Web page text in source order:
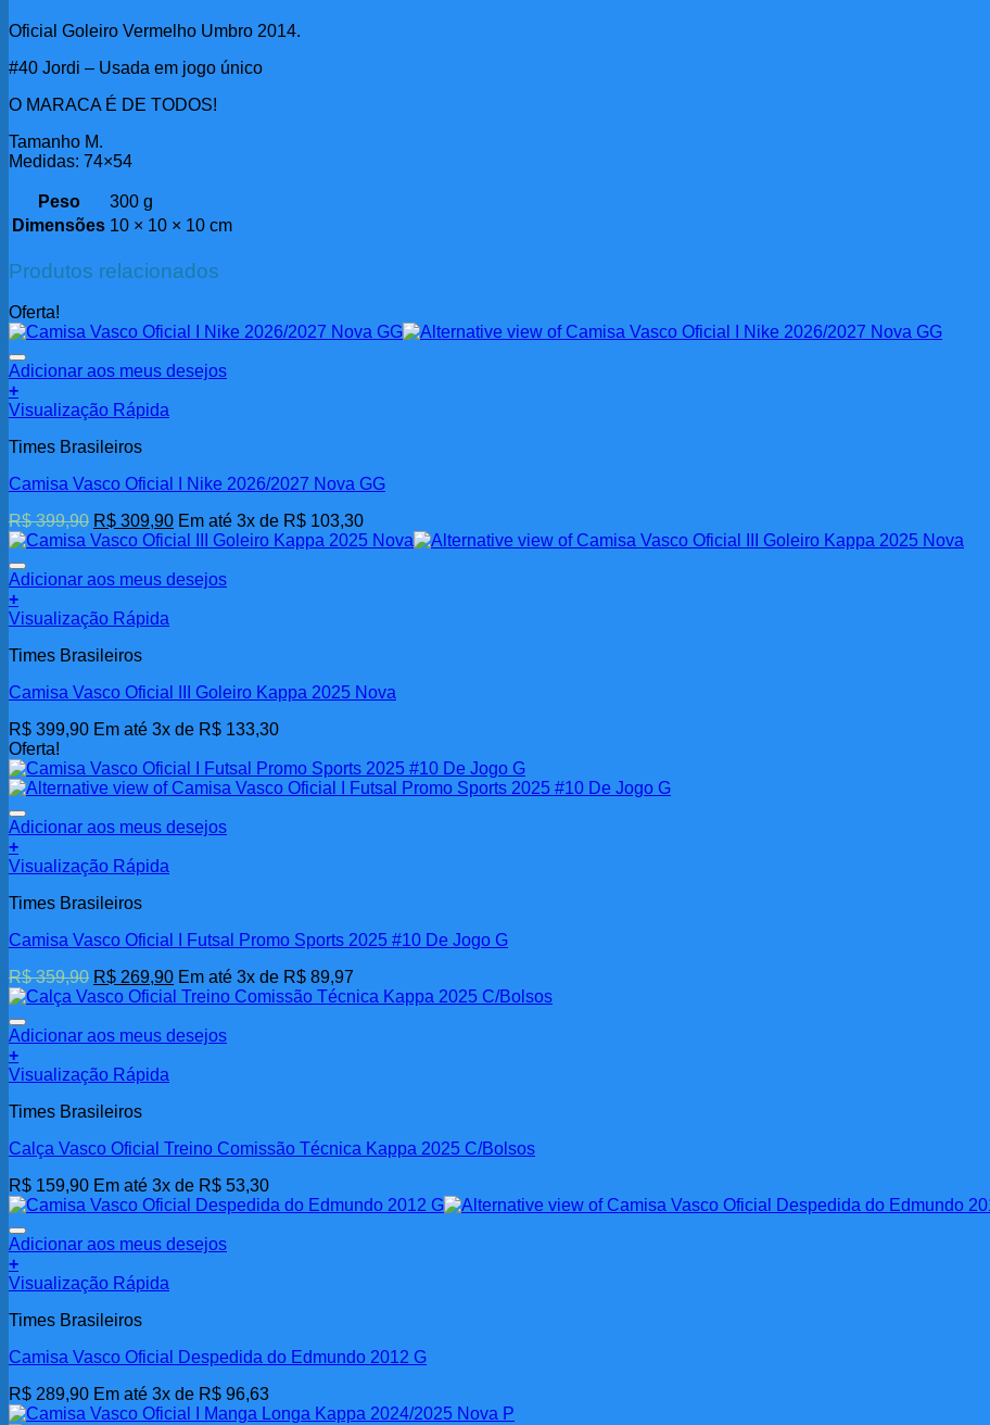
Oficial Goleiro Vermelho Umbro 2014.
#40 Jordi – Usada em jogo único
O MARACA É DE TODOS!
Tamanho M.
Medidas: 74×54
Peso
300 g
Dimensões 10 × 10 × 10 cm
Produtos relacionados
Oferta!
Adicionar aos meus desejos
+
Visualização Rápida
Times Brasileiros
Camisa Vasco Oficial I Nike 2026/2027 Nova GG
R$399,90 O
preço
era:
R$ 309,90O
preço
é:
Em até 3x de R$ 103,30
Adicionar aos meus desejos
+
Este
tem
variantes.
opções
podem
ser
escolhidas
na
página
do
produto
Visualização Rápida
Times Brasileiros
Camisa Vasco Oficial III Goleiro Kappa 2025 Nova
R$ 399,90 Em até 3x de R$ 133,30
Oferta!
Adicionar aos meus desejos
+
Visualização Rápida
Times Brasileiros
Camisa Vasco Oficial I Futsal Promo Sports 2025 #10 De Jogo G
R$359,90 O
preço
era:
R$ 269,90O
preço
é:
Em até 3x de R$ 89,97
Adicionar aos meus desejos
+
Visualização Rápida
Times Brasileiros
Calça Vasco Oficial Treino Comissão Técnica Kappa 2025 C/Bolsos
R$ 159,90 Em até 3x de R$ 53,30
Adicionar aos meus desejos
+
Visualização Rápida
Times Brasileiros
Camisa Vasco Oficial Despedida do Edmundo 2012 G
R$ 289,90 Em até 3x de R$ 96,63